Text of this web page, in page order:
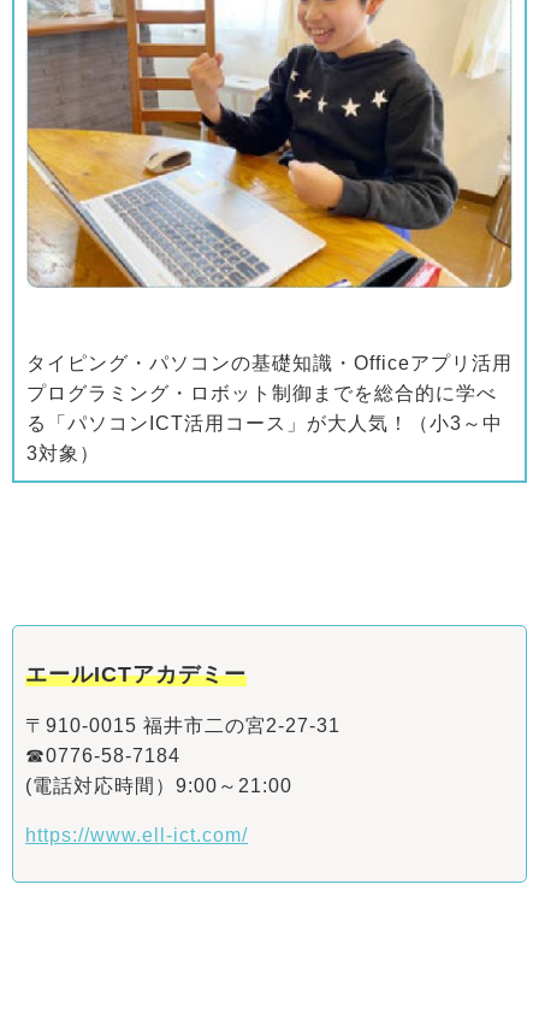
タイピング・パソコンの基礎知識・Officeアプリ活用
プログラミング・ロボット制御までを総合的に学べ
る「パソコンICT活用コース」が大人気！（小3～中
3対象）
エールICTアカデミー
〒910-0015 福井市二の宮2-27-31
☎0776-58-7184
(電話対応時間）9:00～21:00
https://www.ell-ict.com/